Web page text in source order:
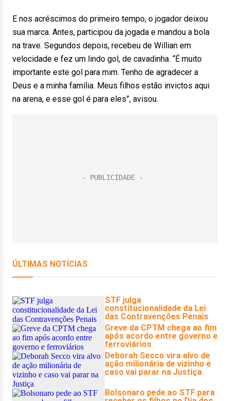
E nos acréscimos do primeiro tempo, o jogador deixou
sua marca. Antes, participou da jogada e mandou a bola
na trave. Segundos depois, recebeu de Willian em
velocidade e fez um lindo gol, de cavadinha. “É muito
importante este gol para mim. Tenho de agradecer a
Deus e a minha família. Meus filhos estão invictos aqui
na arena, e esse gol é para eles”, avisou.